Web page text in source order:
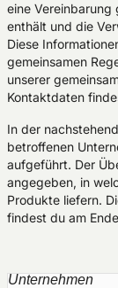
eine Vereinbarung
enthält und die
Diese
gemeinsamen
unserer
Kontaktdaten
In der
betroffenen
aufgeführt. Der
angegeben, in
Produkte liefern.
findest du am
Unternehmen